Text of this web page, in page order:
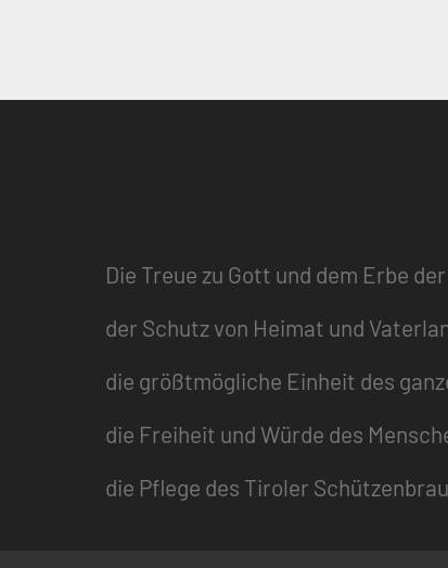
Die Treue zu Gott und dem Erbe
der Schutz von Heimat und
die größtmögliche Einheit des
die Freiheit und Würde des
die Pflege des Tiroler